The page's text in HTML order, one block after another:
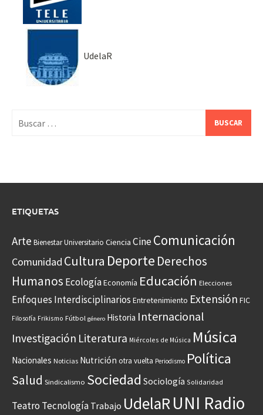
UdelaR
ETIQUETAS
Arte Bienestar Universitario Ciencia CineComunicación
Comunidad Cultura Deporte Derechos
Humanos EcologíaEconomía Educación Elecciones
Enfoques Interdisciplinarios Entretenimiento Extensión FIC
Filosofía Frikismo Fútbol género Historia Internacional
Investigación Literatura Miércoles de Música Música
Nacionales Noticias Nutrición otra vuelta Periodismo Política
Salud Sindicalismo Sociedad Sociología Solidaridad
Teatro Tecnología Trabajo UdelaRUNI Radio